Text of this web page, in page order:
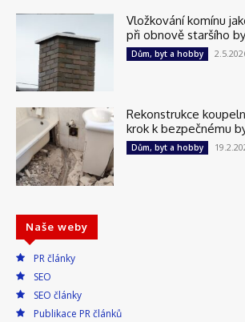
Vložkování komínu
při obnově staršího
Dům, byt a hobby
Rekonstrukce
krok k bezpečnému
Dům, byt a hobby
Naše weby
PR články
SEO
SEO články
Publikace PR článků